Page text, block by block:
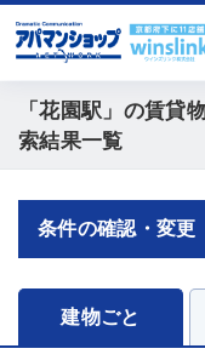
「花園駅」 の賃貸
索結果一覧
条件の確認・変更
建物ごと